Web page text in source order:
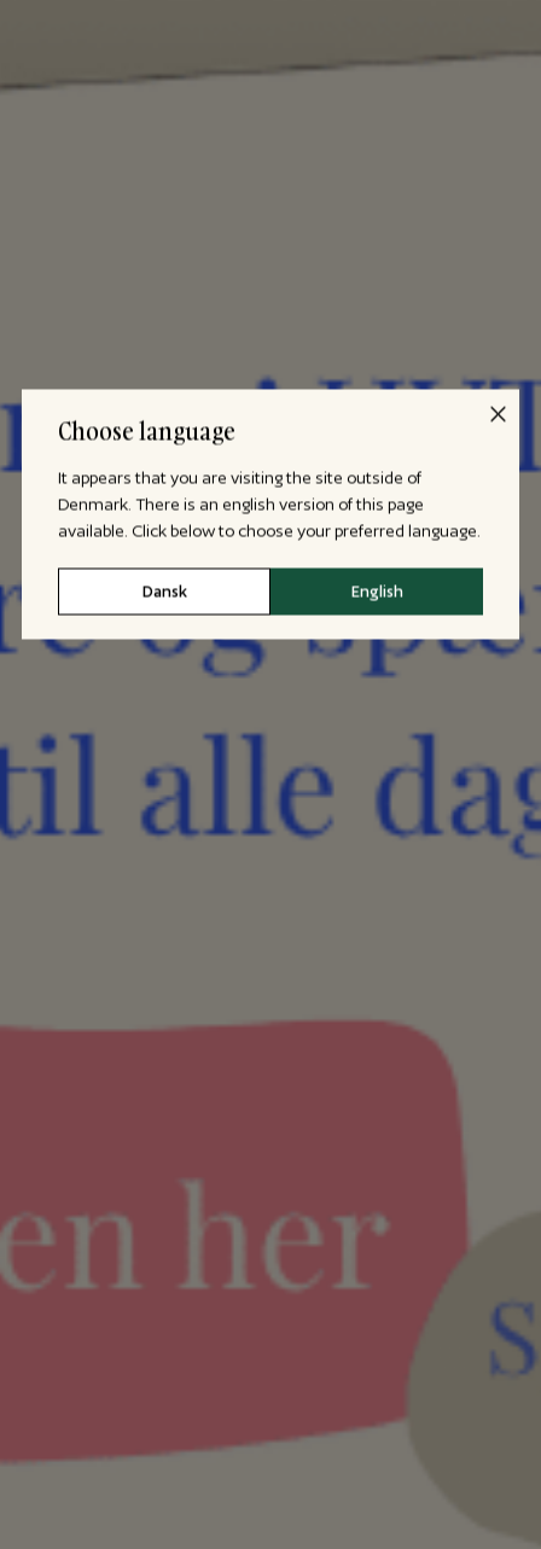
Choose language
It appears that you are visiting the site outside of
Denmark. There is an english version of this page
available. Click below to choose your preferred language.
Dansk English